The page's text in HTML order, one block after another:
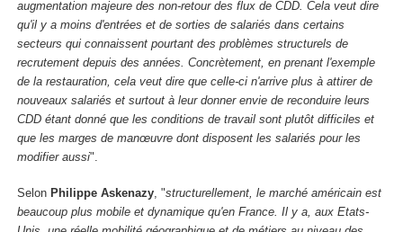
augmentation majeure des non-retour des flux de CDD. Cela veut dire
qu'il y a moins d'entrées et de sorties de salariés dans certains
secteurs qui connaissent pourtant des problèmes structurels de
recrutement depuis des années. Concrètement, en prenant l'exemple
de la restauration, cela veut dire que celle-ci n'arrive plus à attirer de
nouveaux salariés et surtout à leur donner envie de reconduire leurs
CDD étant donné que les conditions de travail sont plutôt difficiles et
que les marges de manœuvre dont disposent les salariés pour les
modifier aussi".
Selon Philippe Askenazy, "structurellement, le marché américain est
beaucoup plus mobile et dynamique qu'en France. Il y a, aux Etats-